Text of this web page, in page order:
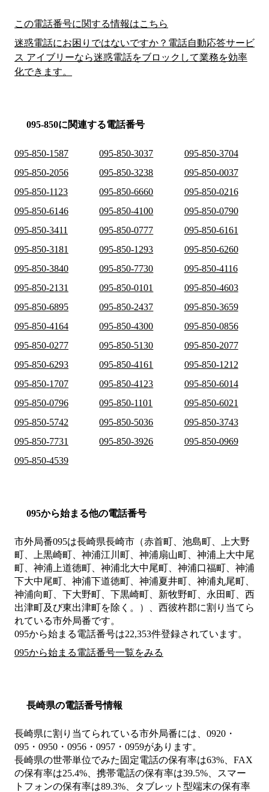
この電話番号に関する情報はこちら
迷惑電話にお困りではないですか？電話自動応答サービ
ス アイブリーなら迷惑電話をブロックして業務を効率
化できます。
095-850に関連する電話番号
095-850-1587 095-850-3037
095-850-3704
095-850-2056
095-850-3238
095-850-0037
095-850-1123
095-850-6660
095-850-0216
095-850-6146
095-850-4100
095-850-0790
095-850-3411
095-850-0777
095-850-6161
095-850-3181
095-850-1293
095-850-6260
095-850-3840
095-850-7730
095-850-4116
095-850-2131
095-850-0101
095-850-4603
095-850-6895
095-850-2437
095-850-3659
095-850-4164
095-850-4300
095-850-0856
095-850-0277
095-850-5130
095-850-2077
095-850-6293
095-850-4161
095-850-1212
095-850-1707
095-850-4123
095-850-6014
095-850-0796
095-850-1101
095-850-6021
095-850-5742
095-850-5036
095-850-3743
095-850-7731
095-850-3926
095-850-0969
095-850-4539
095から始まる他の電話番号
市外局番095は長崎県長崎市（赤首町、池島町、上大野
町、上黒崎町、神浦江川町、神浦扇山町、神浦上大中尾
町、神浦上道徳町、神浦北大中尾町、神浦口福町、神浦
下大中尾町、神浦下道徳町、神浦夏井町、神浦丸尾町、
神浦向町、下大野町、下黒崎町、新牧野町、永田町、西
出津町及び東出津町を除く。）、西彼杵郡に割り当てら
れている市外局番です。
095から始まる電話番号は22,353件登録されています。
095から始まる電話番号一覧をみる
長崎県の電話番号情報
長崎県に割り当てられている市外局番には、0920・
095・0950・0956・0957・0959があります。
長崎県の世帯単位でみた固定電話の保有率は63%、FAX
の保有率は25.4%、携帯電話の保有率は39.5%、スマー
トフォンの保有率は89.3%、タブレット型端末の保有率